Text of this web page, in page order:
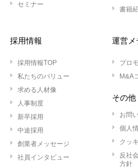
セミナー
書籍
採用情報
採用情報TOP
私たちのバリュー
求める人材像
人事制度
新卒採用
中途採用
創業者メッセージ
社員インタビュー
運営メ
プロ
M&A
その他
お問
個人
クッ
反社
方針